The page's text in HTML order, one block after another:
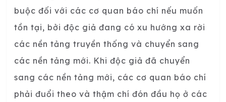
buộc đối với các cơ quan báo chí nếu muốn
tồn tại, bởi độc giả đang có xu hướng xa rời
các nền tảng truyền thống và chuyển sang
các nền tảng mới. Khi độc giả đã chuyển
sang các nền tảng mới, các cơ quan báo chí
phải đuổi theo và thậm chí đón đầu họ ở các